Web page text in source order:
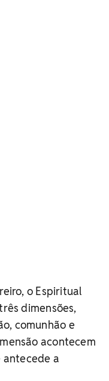
o Espiritual
dimensões,
comunhão e
acontecem
antecede a